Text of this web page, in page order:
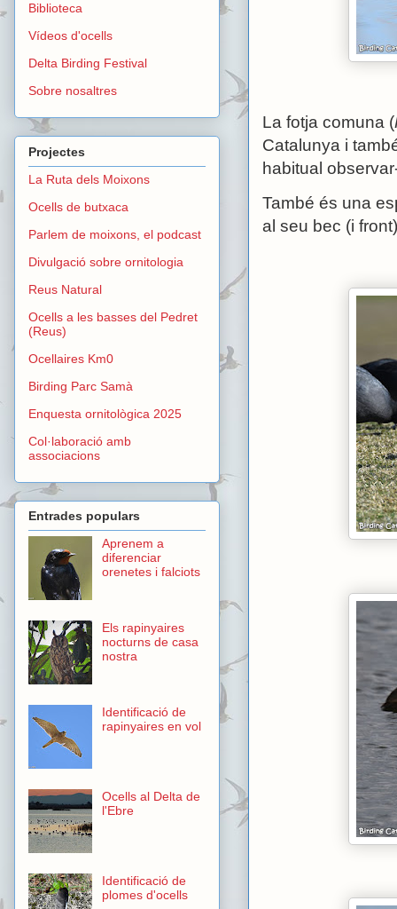
La fotja comuna (
Catalunya i
habitual
També és una
al seu bec (i
Biblioteca
Vídeos d'ocells
Delta Birding Festival
Sobre nosaltres
Projectes
La Ruta dels Moixons
Ocells de butxaca
Parlem de moixons, el podcast
Divulgació sobre ornitologia
Reus Natural
Ocells a les basses del Pedret
(Reus)
Ocellaires Km0
Birding Parc Samà
Enquesta ornitològica 2025
Col·laboració amb
associacions
Entrades populars
Aprenem a
diferenciar
orenetes i falciots
Els rapinyaires
nocturns de casa
nostra
Identificació de
rapinyaires en vol
Ocells al Delta de
l'Ebre
Identificació de
plomes d'ocells